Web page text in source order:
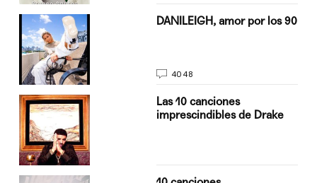
DANILEIGH, amor por los 90
4048
Las 10 canciones
imprescindibles de Drake